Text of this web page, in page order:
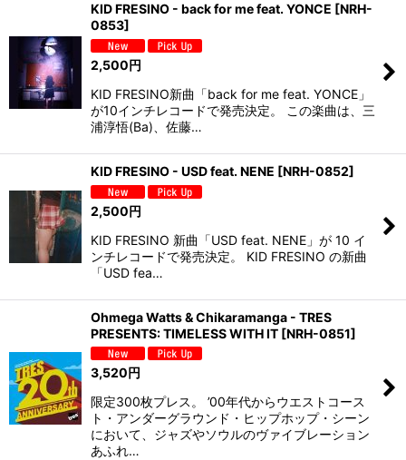
KID FRESINO - back for me feat. YONCE [NRH-
0853]
2,500円
KID FRESINO新曲「back for me feat. YONCE」
が10インチレコードで発売決定。 この楽曲は、三
浦淳悟(Ba)、佐藤…
KID FRESINO - USD feat. NENE [NRH-0852]
2,500円
KID FRESINO 新曲「USD feat. NENE」が 10 イ
ンチレコードで発売決定。 KID FRESINO の新曲
「USD fea…
Ohmega Watts & Chikaramanga - TRES
PRESENTS: TIMELESS WITH IT [NRH-0851]
3,520円
限定300枚プレス。 ’00年代からウエストコース
ト・アンダーグラウンド・ヒップホップ・シーン
において、ジャズやソウルのヴァイブレーション
あふれ…